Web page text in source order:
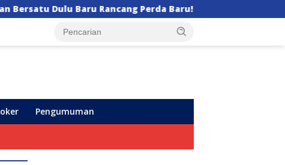
Perda Baru! Semarak HUT ke-102, Perumda Air
Pengumuman